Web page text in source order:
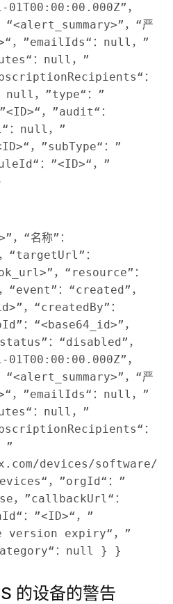
，
“<alert_summary>”，“严
，”emailIds“：null，”
：null，”
：
，”type“：”
，”audit“：
：null，”
，”subType“：”
：”<ID>“，”
“名称”：
“targetUrl”：
，“resource”：
：“created”，
，“createdBy”：
：“<base64_id>”，
：“disabled”，
，
“<alert_summary>”，“严
，”emailIds“：null，”
：null，”
：
”
devices/software/
，”orgId“：”
，”callbackUrl“：
：”<ID>“，”
version expiry“，”
：null } }
的设备的警告